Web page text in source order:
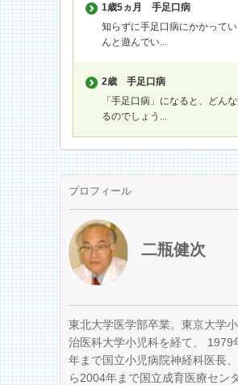
1歳5ヵ月
手足口病
知らずに手足口病にかかって
んと遊んでい...
2歳
手足口病
「手足口病」になると、どん
るのでしょう...
プロフィール
二瓶健次
東北大学医学部卒業。東京大学
治医科大学小児科を経て、 1979
年まで国立小児病院神経科医長
ら2004年まで国立成育医療セン